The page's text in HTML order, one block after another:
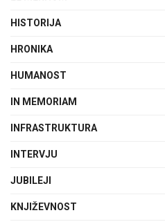
HISTORIJA
HRONIKA
HUMANOST
IN MEMORIAM
INFRASTRUKTURA
INTERVJU
JUBILEJI
KNJIŽEVNOST